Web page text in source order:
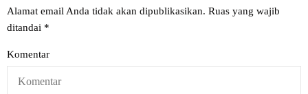
Alamat email Anda tidak akan dipublikasikan. Ruas yang wajib
ditandai *
Komentar